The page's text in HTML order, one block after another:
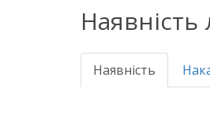
Наявність